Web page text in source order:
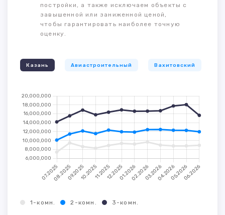
постройки, а также исключаем объекты с
завышенной или заниженной ценой,
чтобы гарантировать наиболее точную
оценку.
Казань Авиастроительный Вахитовский
1-комн. 2-комн. 3-комн.